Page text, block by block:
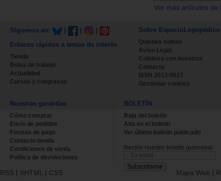
Ver más artículos
Síguenos en:
Enlaces rápidos a temas de interés
Tienda
Bolsa de trabajo
Actualidad
Cursos y congresos
Sobre EspacioLogopédico
Quienes somos
Aviso Legal
Colabora con nosotros
Contacta
ISSN 2013-0627
Gestionar cookies
Nuestras garantías
Cómo comprar
Envío de pedidos
Formas de pago
Contacto tienda
Condiciones de venta
Política de devoluciones
BOLETÍN
Baja del boletin
Alta en el boletin
Ver último boletin publicado
Recibe nuestro boletín quincenal.
RSS | XHTML | CSS Mapa Web |